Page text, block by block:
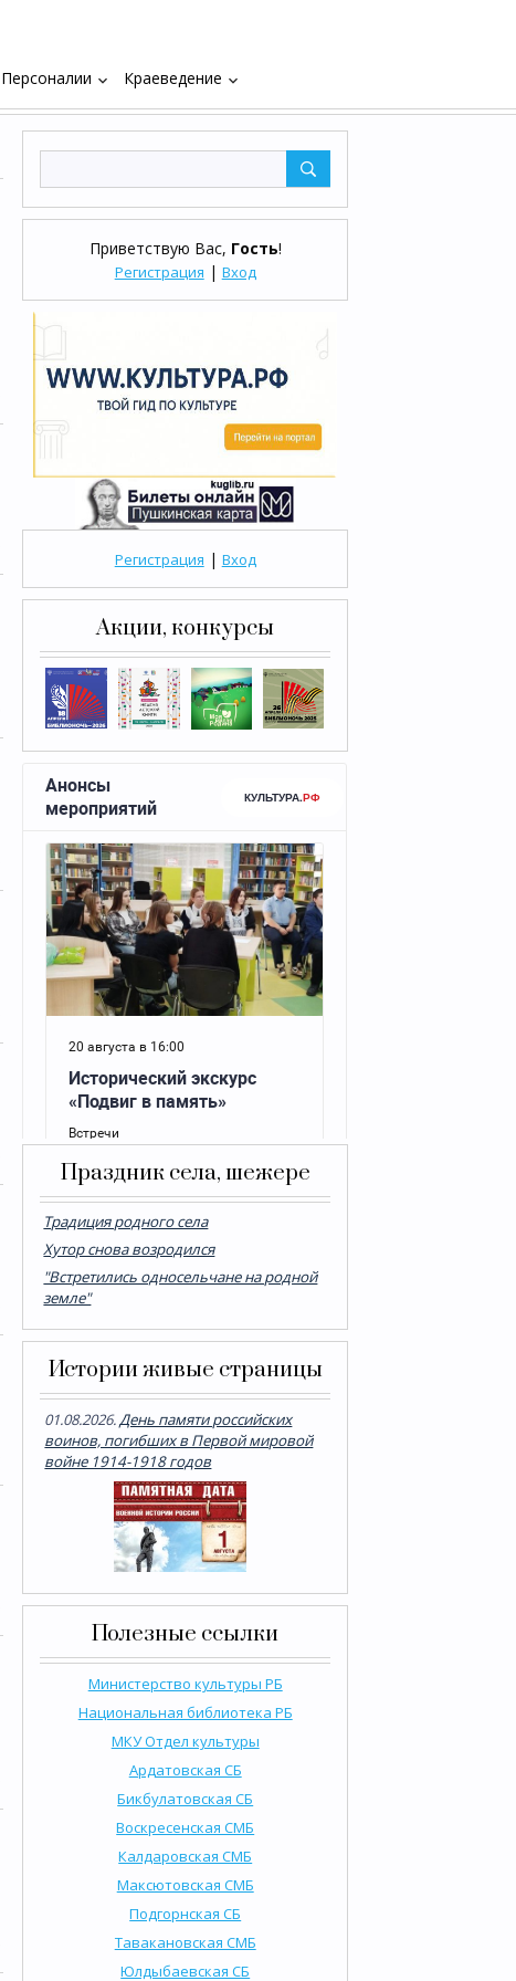
Персоналии keyboard_arrow_down Краеведение keyboard_arrow_down
Приветствую Вас, Гость!
Регистрация | Вход
Регистрация | Вход
Акции, конкурсы
Праздник села, шежере
Традиция родного села
Хутор снова возродился
"Встретились односельчане на родной
земле"
Истории живые страницы
01.08.2026.День памяти российских
воинов, погибших в Первой мировой
войне 1914-1918 годов
Полезные ссылки
Министерство культуры РБ
Национальная библиотека РБ
МКУ Отдел культуры
Ардатовская СБ
Бикбулатовская СБ
Воскресенская СМБ
Калдаровская СМБ
Максютовская СМБ
Подгорнская СБ
Тавакановская СМБ
Юлдыбаевская СБ